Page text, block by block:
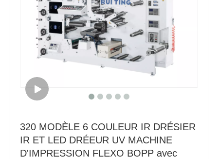
320 MODÈLE 6 COULEUR IR DRÉSIER
IR ET LED DRÉEUR UV MACHINE
D'IMPRESSION FLEXO BOPP avec